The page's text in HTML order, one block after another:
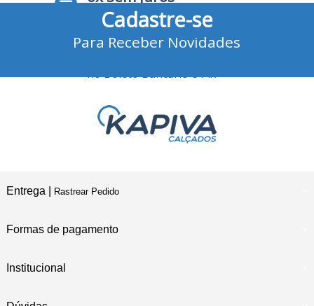
no Cartão de Crédito
no Boleto Bancário e Pix
Cadastre-se
Para Receber Novidades
Entrega | Rastrear Pedido
Formas de pagamento
Institucional